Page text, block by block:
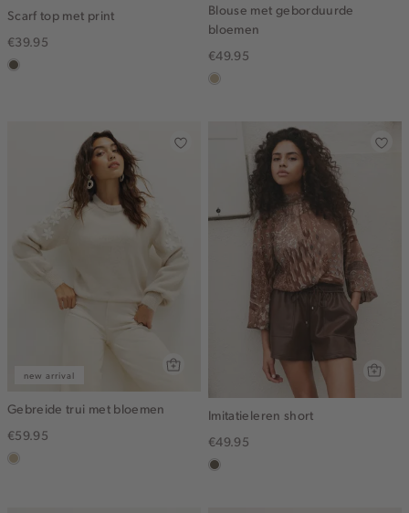
Scarf top met print
€39.95
middenbruin
Blouse met geborduurde
bloemen
€49.95
lichtzand
new arrival
Gebreide trui met bloemen
€59.95
lichtzand
Imitatieleren short
€49.95
middenbruin